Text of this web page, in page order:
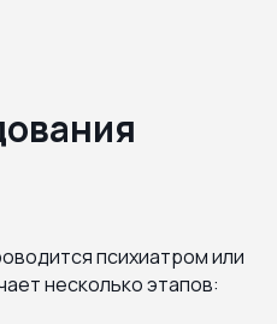
психиатром или
несколько этапов: